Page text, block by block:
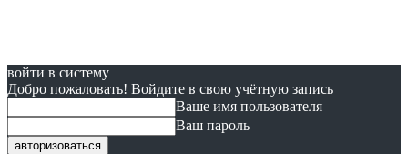
войти в систему
Добро пожаловать! Войдите в свою учётную запись
Ваше имя пользователя
Ваш пароль